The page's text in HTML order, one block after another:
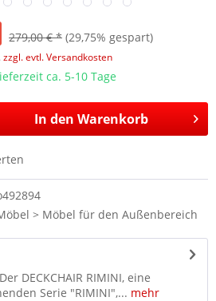
279,00 € * (29,75% gespart)
zzgl. evtl. Versandkosten
ca. 5-10 Tage
In den Warenkorb
> Möbel für den Außenbereich
DECKCHAIR RIMINI, eine
Serie "RIMINI",... mehr